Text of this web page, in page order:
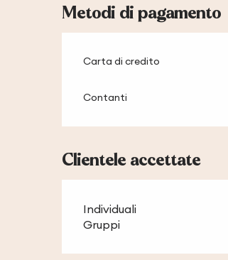
Metodi di pagamento
Carta di credito
Contanti
Clientele accettate
Individuali
Gruppi